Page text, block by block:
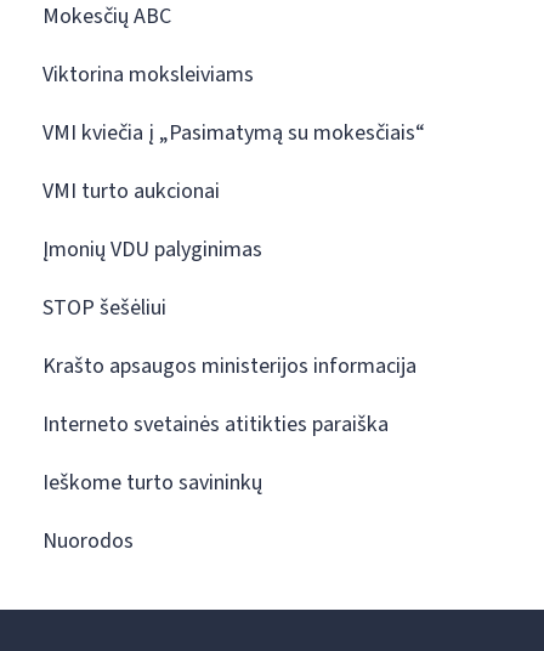
Mokesčių ABC
Viktorina moksleiviams
VMI kviečia į „Pasimatymą su mokesčiais“
VMI turto aukcionai
Įmonių VDU palyginimas
STOP šešėliui
Krašto apsaugos ministerijos informacija
Interneto svetainės atitikties paraiška
Ieškome turto savininkų
Nuorodos